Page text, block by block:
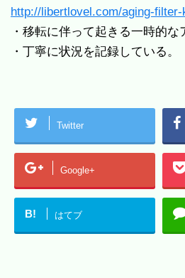
http://libertlovel.com/aging-filter-
・移転に伴って起きる一時的な
・丁寧に状況を記録している。
Twitter
Google+
B! はてブ